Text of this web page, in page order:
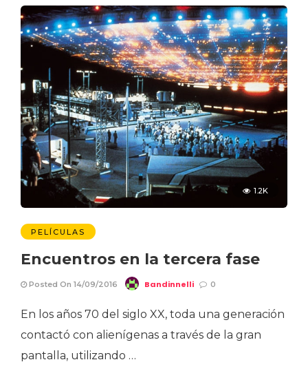
1.2K
PELÍCULAS
Encuentros en la tercera fase
Posted On 14/09/2016 Bandinnelli 0
En los años 70 del siglo XX, toda una generación
contactó con alienígenas a través de la gran
pantalla, utilizando …